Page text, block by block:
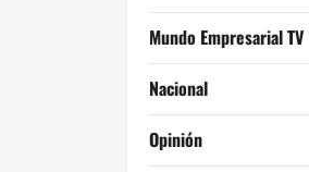
Mundo Empresarial TV
Nacional
Opinión